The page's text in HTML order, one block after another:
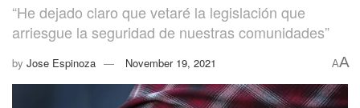
“He dejado claro que vetaré la legislación que
arriesgue la seguridad de nuestras comunidades”
by Jose Espinoza November 19, 2021 AA